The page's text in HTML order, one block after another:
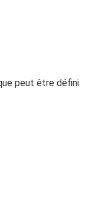
peut être défini